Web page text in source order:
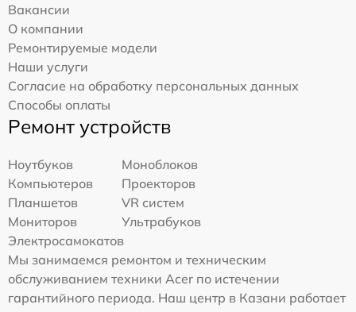
Вакансии
О компании
Ремонтируемые модели
Наши услуги
Согласие на обработку персональных данных
Способы оплаты
Ремонт устройств
Ноутбуков
Моноблоков
Компьютеров
Проекторов
Планшетов
VR систем
Мониторов
Ультрабуков
Электросамокатов
Мы занимаемся ремонтом и техническим
обслуживанием техники Acer по истечении
гарантийного периода. Наш центр в Казани работает